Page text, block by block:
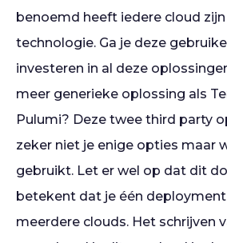
benoemd heeft iedere cloud
technologie. Ga je deze
investeren in al deze
meer generieke oplossing als
Pulumi? Deze twee third party
zeker niet je enige opties maar
gebruikt. Let er wel op dat dit
betekent dat je één
meerdere clouds. Het schrijven